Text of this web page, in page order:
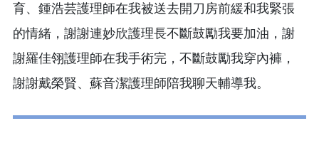
育、鍾浩芸護理師在我被送去開刀房前緩和我緊張
的情緒，謝謝連妙欣護理長不斷鼓勵我要加油，謝
謝羅佳翎護理師在我手術完，不斷鼓勵我穿內褲，
謝謝戴榮賢、蘇音潔護理師陪我聊天輔導我。